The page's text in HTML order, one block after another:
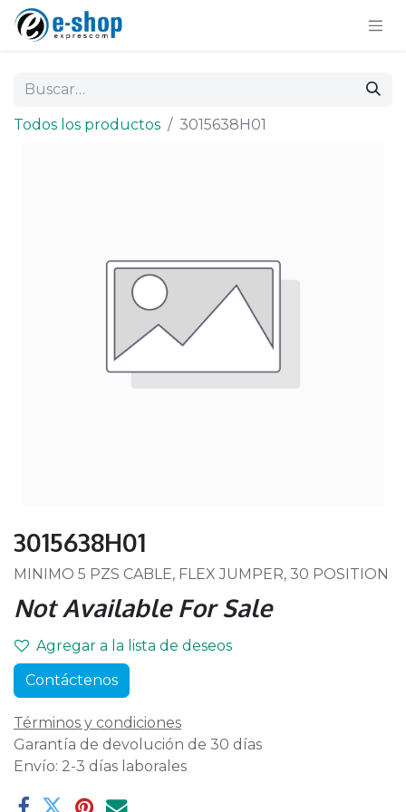
Todos los productos 3015638H01
3015638H01
MINIMO 5 PZS CABLE, FLEX JUMPER, 30 POSITION
Not Available For Sale
Agregar a la lista de deseos
Contáctenos
Términos y condiciones
Garantía de devolución de 30 días
Envío: 2-3 días laborales